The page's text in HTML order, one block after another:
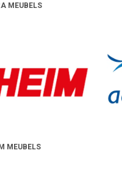
MEUBELS
MEUBELS